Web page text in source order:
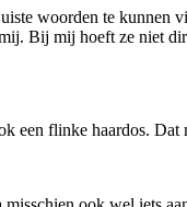
woorden te kunnen
Bij mij hoeft ze niet
een flinke haardos.